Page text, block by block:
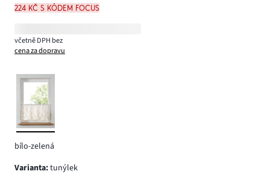
224 Kč s kódem FOCUS
včetně DPH bez
cena za dopravu
bílo-zelená
varianta:tunýlek